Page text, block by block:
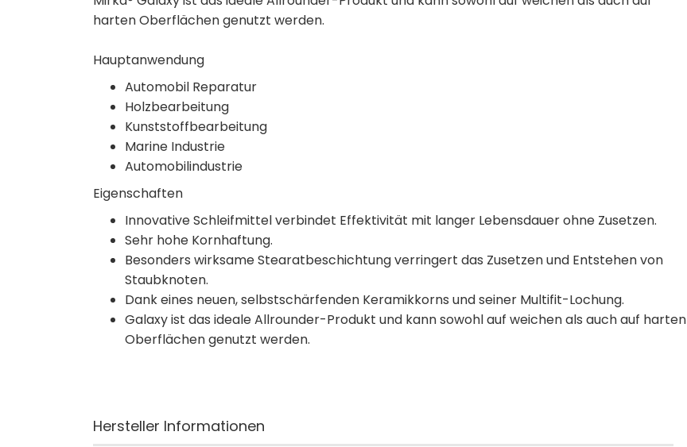
harten Oberflächen genutzt werden.
Hauptanwendung
Automobil Reparatur
Holzbearbeitung
Kunststoffbearbeitung
Marine Industrie
Automobilindustrie
Eigenschaften
Innovative Schleifmittel verbindet Effektivität mit langer Lebensdauer ohne Zusetzen.
Sehr hohe Kornhaftung.
Besonders wirksame Stearatbeschichtung verringert das Zusetzen und Entstehen von
Staubknoten.
Dank eines neuen, selbstschärfenden Keramikkorns und seiner Multifit-Lochung.
Galaxy ist das ideale Allrounder-Produkt und kann sowohl auf weichen als auch auf harten
Oberflächen genutzt werden.
Hersteller Informationen